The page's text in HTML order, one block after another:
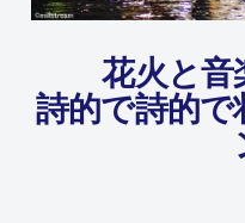
花火と音
詩的で詩的